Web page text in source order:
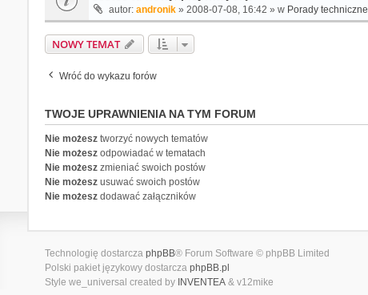
autor: andronik» 2008-07-08, 16:42 » w Porady techniczne
NOWY TEMAT
Wróć do wykazu forów
TWOJE UPRAWNIENIA NA TYM FORUM
Nie możesztworzyć nowych tematów
Nie możeszodpowiadać w tematach
Nie możeszzmieniać swoich postów
Nie możeszusuwać swoich postów
Nie możeszdodawać załączników
Technologię dostarcza phpBB® Forum Software © phpBB Limited
Polski pakiet językowy dostarcza phpBB.pl
Style we_universal created by INVENTEA& v12mike